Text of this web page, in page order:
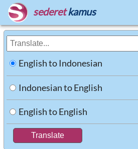
sederet kamus
English to Indonesian
Indonesian to English
English to English